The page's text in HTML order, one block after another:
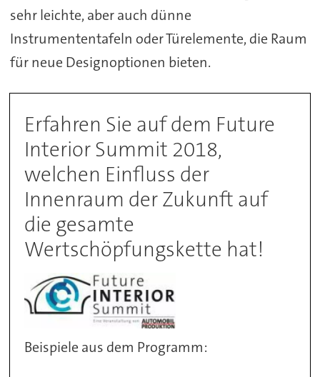
sehr leichte, aber auch dünne
Instrumententafeln oder Türelemente, die Raum
für neue Designoptionen bieten.
Erfahren Sie auf dem Future
Interior Summit 2018,
welchen Einfluss der
Innenraum der Zukunft auf
die gesamte
Wertschöpfungskette hat!
Beispiele aus dem Programm: